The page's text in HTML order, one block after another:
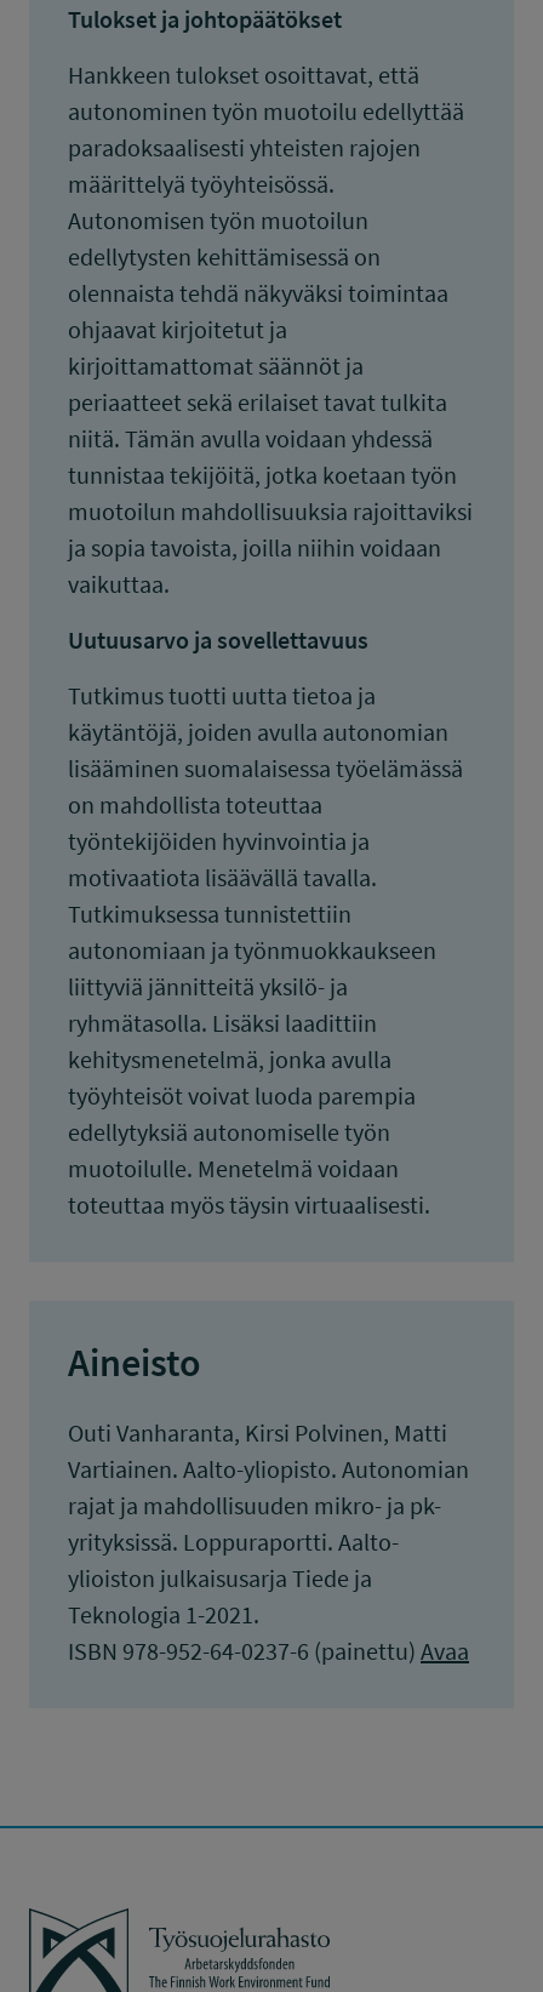
Tulokset ja johtopäätökset
Hankkeen tulokset osoittavat, että
autonominen työn muotoilu edellyttää
paradoksaalisesti yhteisten rajojen
määrittelyä työyhteisössä.
Autonomisen työn muotoilun
edellytysten kehittämisessä on
olennaista tehdä näkyväksi toimintaa
ohjaavat kirjoitetut ja
kirjoittamattomat säännöt ja
periaatteet sekä erilaiset tavat tulkita
niitä. Tämän avulla voidaan yhdessä
tunnistaa tekijöitä, jotka koetaan työn
muotoilun mahdollisuuksia rajoittaviksi
ja sopia tavoista, joilla niihin voidaan
vaikuttaa.
Uutuusarvo ja sovellettavuus
Tutkimus tuotti uutta tietoa ja
käytäntöjä, joiden avulla autonomian
lisääminen suomalaisessa työelämässä
on mahdollista toteuttaa
työntekijöiden hyvinvointia ja
motivaatiota lisäävällä tavalla.
Tutkimuksessa tunnistettiin
autonomiaan ja työnmuokkaukseen
liittyviä jännitteitä yksilö- ja
ryhmätasolla. Lisäksi laadittiin
kehitysmenetelmä, jonka avulla
työyhteisöt voivat luoda parempia
edellytyksiä autonomiselle työn
muotoilulle. Menetelmä voidaan
toteuttaa myös täysin virtuaalisesti.
Aineisto
Outi Vanharanta, Kirsi Polvinen, Matti
Vartiainen. Aalto-yliopisto. Autonomian
rajat ja mahdollisuuden mikro- ja pk-
yrityksissä. Loppuraportti. Aalto-
ylioiston julkaisusarja Tiede ja
Teknologia 1-2021.
ISBN 978-952-64-0237-6 (painettu) Avaa
Työsuojelurahasto